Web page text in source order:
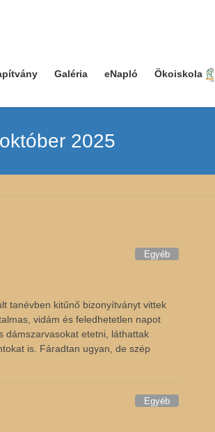
Galéria eNapló Ökoiskola
október 2025
Egyéb
tanévben kitűnő bizonyítványt vittek
vidám és feledhetetlen napot
dámszarvasokat etetni, láthattak
is. Fáradtan ugyan, de szép
Egyéb